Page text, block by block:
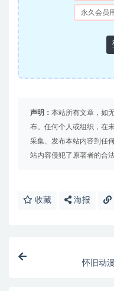
永久会员
声明： 本站所有文章，如
布。任何个人或组织，在
采集、发布本站内容到任
站内容侵犯了原著者的合
收藏 海报
怀旧动